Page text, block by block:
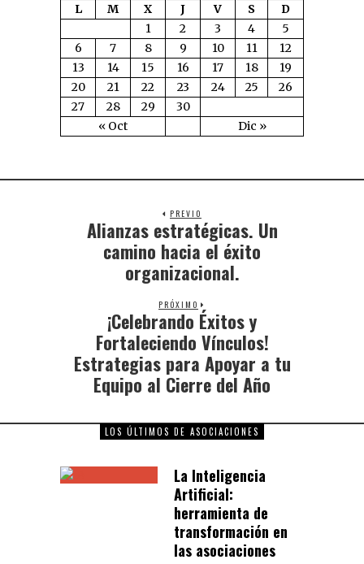
L
M X J V S D
« Oct Dic »
1 2 3 4
5
6
7 8 9 10 11
12
13
14 15 16 17 18
19
20
21 22 23 24 25
26
27
28 29 30
PREVIO
Alianzas estratégicas. Un
camino hacia el éxito
organizacional.
PRÓXIMO
¡Celebrando Éxitos y
Fortaleciendo Vínculos!
Estrategias para Apoyar a tu
Equipo al Cierre del Año
LOS ÚLTIMOS DE ASOCIACIONES
La Inteligencia
Artificial:
herramienta de
transformación en
las asociaciones